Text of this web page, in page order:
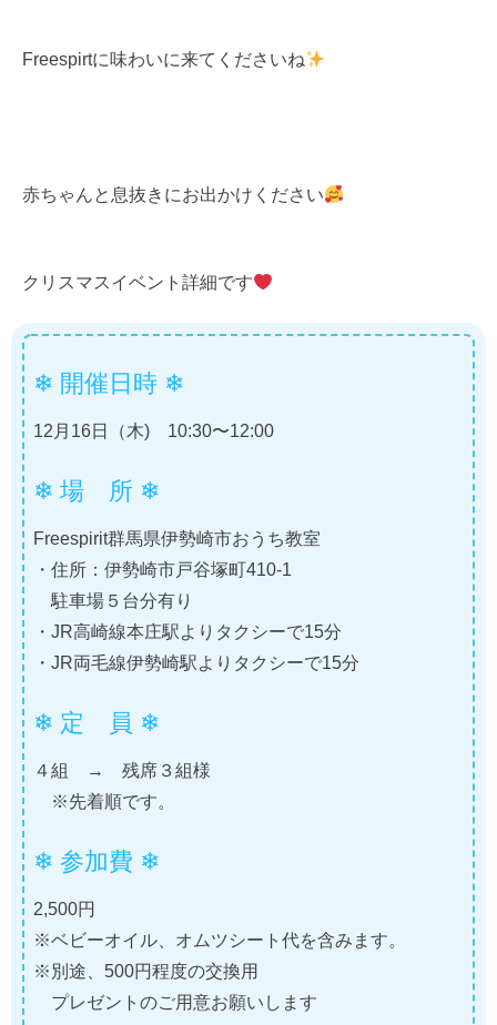
Freespirtに味わいに来てくださいね
赤ちゃんと息抜きにお出かけください
クリスマスイベント詳細です
❄ 開催日時 ❄
12月16日（木) 10:30〜12:00
❄ 場 所 ❄
Freespirit群馬県伊勢崎市おうち教室
・住所：伊勢崎市戸谷塚町410-1
駐車場５台分有り
・JR高崎線本庄駅よりタクシーで15分
・JR両毛線伊勢崎駅よりタクシーで15分
❄ 定 員 ❄
４組 → 残席３組様
※先着順です。
❄ 参加費 ❄
2,500円
※ベビーオイル、オムツシート代を含みます。
※別途、500円程度の交換用
プレゼントのご用意お願いします